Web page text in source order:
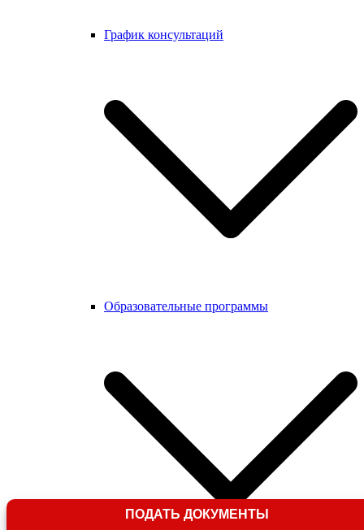
График консультаций
Образовательные программы
ПОДАТЬ ДОКУМЕНТЫ